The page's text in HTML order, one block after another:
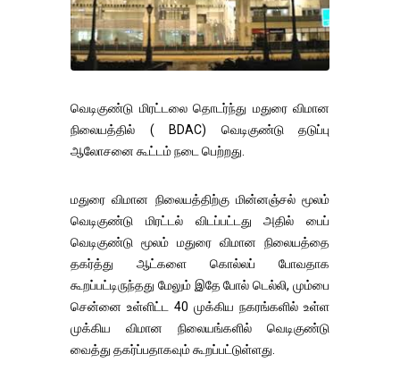
வெடிகுண்டு மிரட்டலை தொடர்ந்து மதுரை விமான
நிலையத்தில் ( BDAC) வெடிகுண்டு தடுப்பு
ஆலோசனை கூட்டம் நடை பெற்றது.
மதுரை விமான நிலையத்திற்கு மின்னஞ்சல் மூலம்
வெடிகுண்டு மிரட்டல் விடப்பட்டது அதில் பைப்
வெடிகுண்டு மூலம் மதுரை விமான நிலையத்தை
தகர்த்து ஆட்களை கொல்லப் போவதாக
கூறப்பட்டிருந்தது மேலும் இதே போல் டெல்லி, மும்பை
சென்னை உள்ளிட்ட 40 முக்கிய நகரங்களில் உள்ள
முக்கிய விமான நிலையங்களில் வெடிகுண்டு
வைத்து தகர்ப்பதாகவும் கூறப்பட்டுள்ளது.